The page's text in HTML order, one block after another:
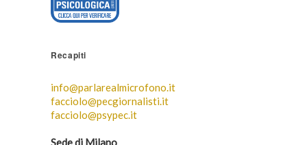
Recapiti
info@parlarealmicrofono.it
facciolo@pecgiornalisti.it
facciolo@psypec.it